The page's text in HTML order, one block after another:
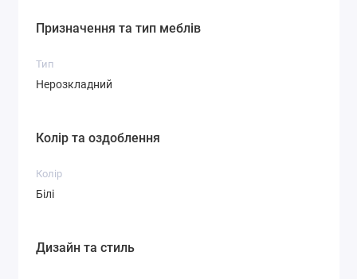
Призначення та тип меблів
Тип
Нерозкладний
Колір та оздоблення
Колір
Білі
Дизайн та стиль